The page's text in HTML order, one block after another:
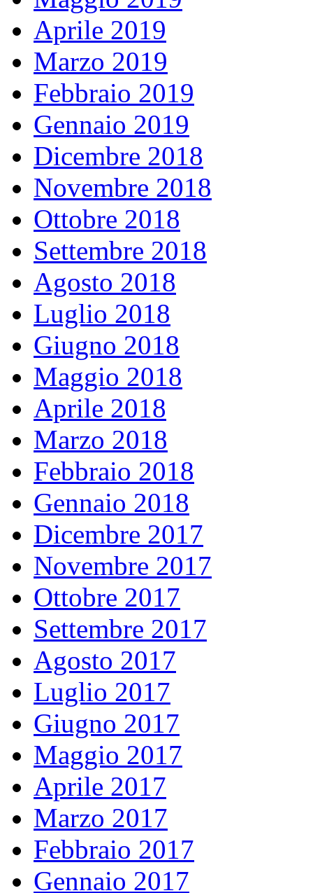
Aprile 2019
Marzo 2019
Febbraio 2019
Gennaio 2019
Dicembre 2018
Novembre 2018
Ottobre 2018
Settembre 2018
Agosto 2018
Luglio 2018
Giugno 2018
Maggio 2018
Aprile 2018
Marzo 2018
Febbraio 2018
Gennaio 2018
Dicembre 2017
Novembre 2017
Ottobre 2017
Settembre 2017
Agosto 2017
Luglio 2017
Giugno 2017
Maggio 2017
Aprile 2017
Marzo 2017
Febbraio 2017
Gennaio 2017